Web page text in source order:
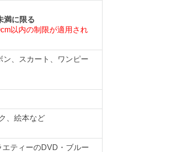
満に限る
以内の制限が適用され
、スカート、ワンピー
、絵本など
ティーのDVD・ブルー